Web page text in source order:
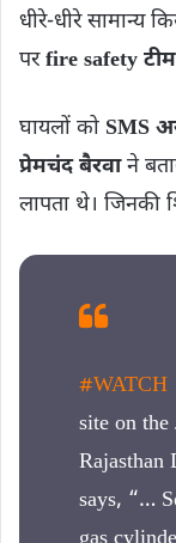
धीरे-धीरे सामान्य
परfire safety टीम
घायलों को SMS
प्रेमचंद बैरवाने
लापता थे। जिनकी
#WATCH
site on
Rajasthan
says, “…